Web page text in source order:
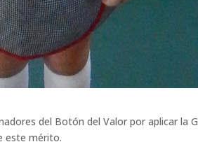
del Botón del Valor por aplicar la
este mérito.